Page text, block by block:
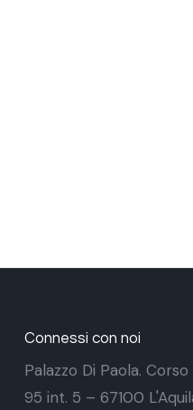
Connessi con noi
Palazzo Di Paola.
95 int. 5 – 67100